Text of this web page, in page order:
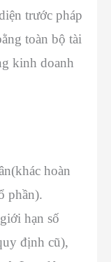
trước pháp
toàn bộ tài
kinh doanh
hoàn
phần).
hạn số
định cũ),